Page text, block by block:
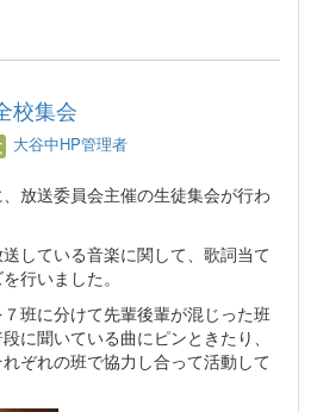
校集会
大谷中HP管理者
放送委員会主催の生徒集会が行わ
している音楽に関して、歌詞当て
行いました。
班に分けて先輩後輩が混じった班
に聞いている曲にピンときたり、
ぞれの班で協力し合って活動して